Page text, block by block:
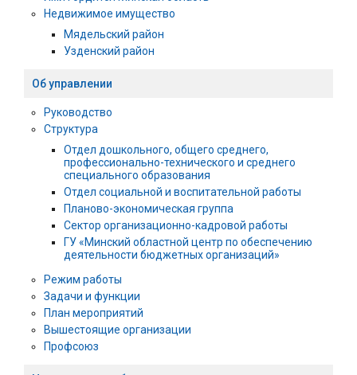
Недвижимое имущество
Мядельский район
Узденский район
Об управлении
Руководство
Структура
Отдел дошкольного, общего среднего,
профессионально-технического и среднего
специального образования
Отдел социальной и воспитательной работы
Планово-экономическая группа
Сектор организационно-кадровой работы
ГУ «Минский областной центр по обеспечению
деятельности бюджетных организаций»
Режим работы
Задачи и функции
План мероприятий
Вышестоящие организации
Профсоюз